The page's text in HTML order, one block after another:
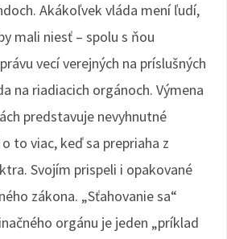
Akákoľvek vláda mení ľudí,
mali niesť – spolu s ňou
vecí verejných na príslušných
na riadiacich orgánoch. Výmena
predstavuje nevyhnutné
to viac, keď sa prepriaha z
Svojím prispeli i opakované
zákona. „Sťahovanie sa“
orgánu je jeden „príklad